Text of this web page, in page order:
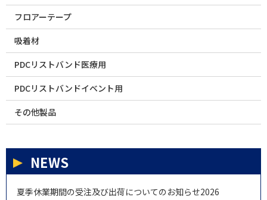
フロアーテープ
吸着材
PDCリストバンド医療用
PDCリストバンドイベント用
その他製品
NEWS
夏季休業期間の受注及び出荷についてのお知らせ2026